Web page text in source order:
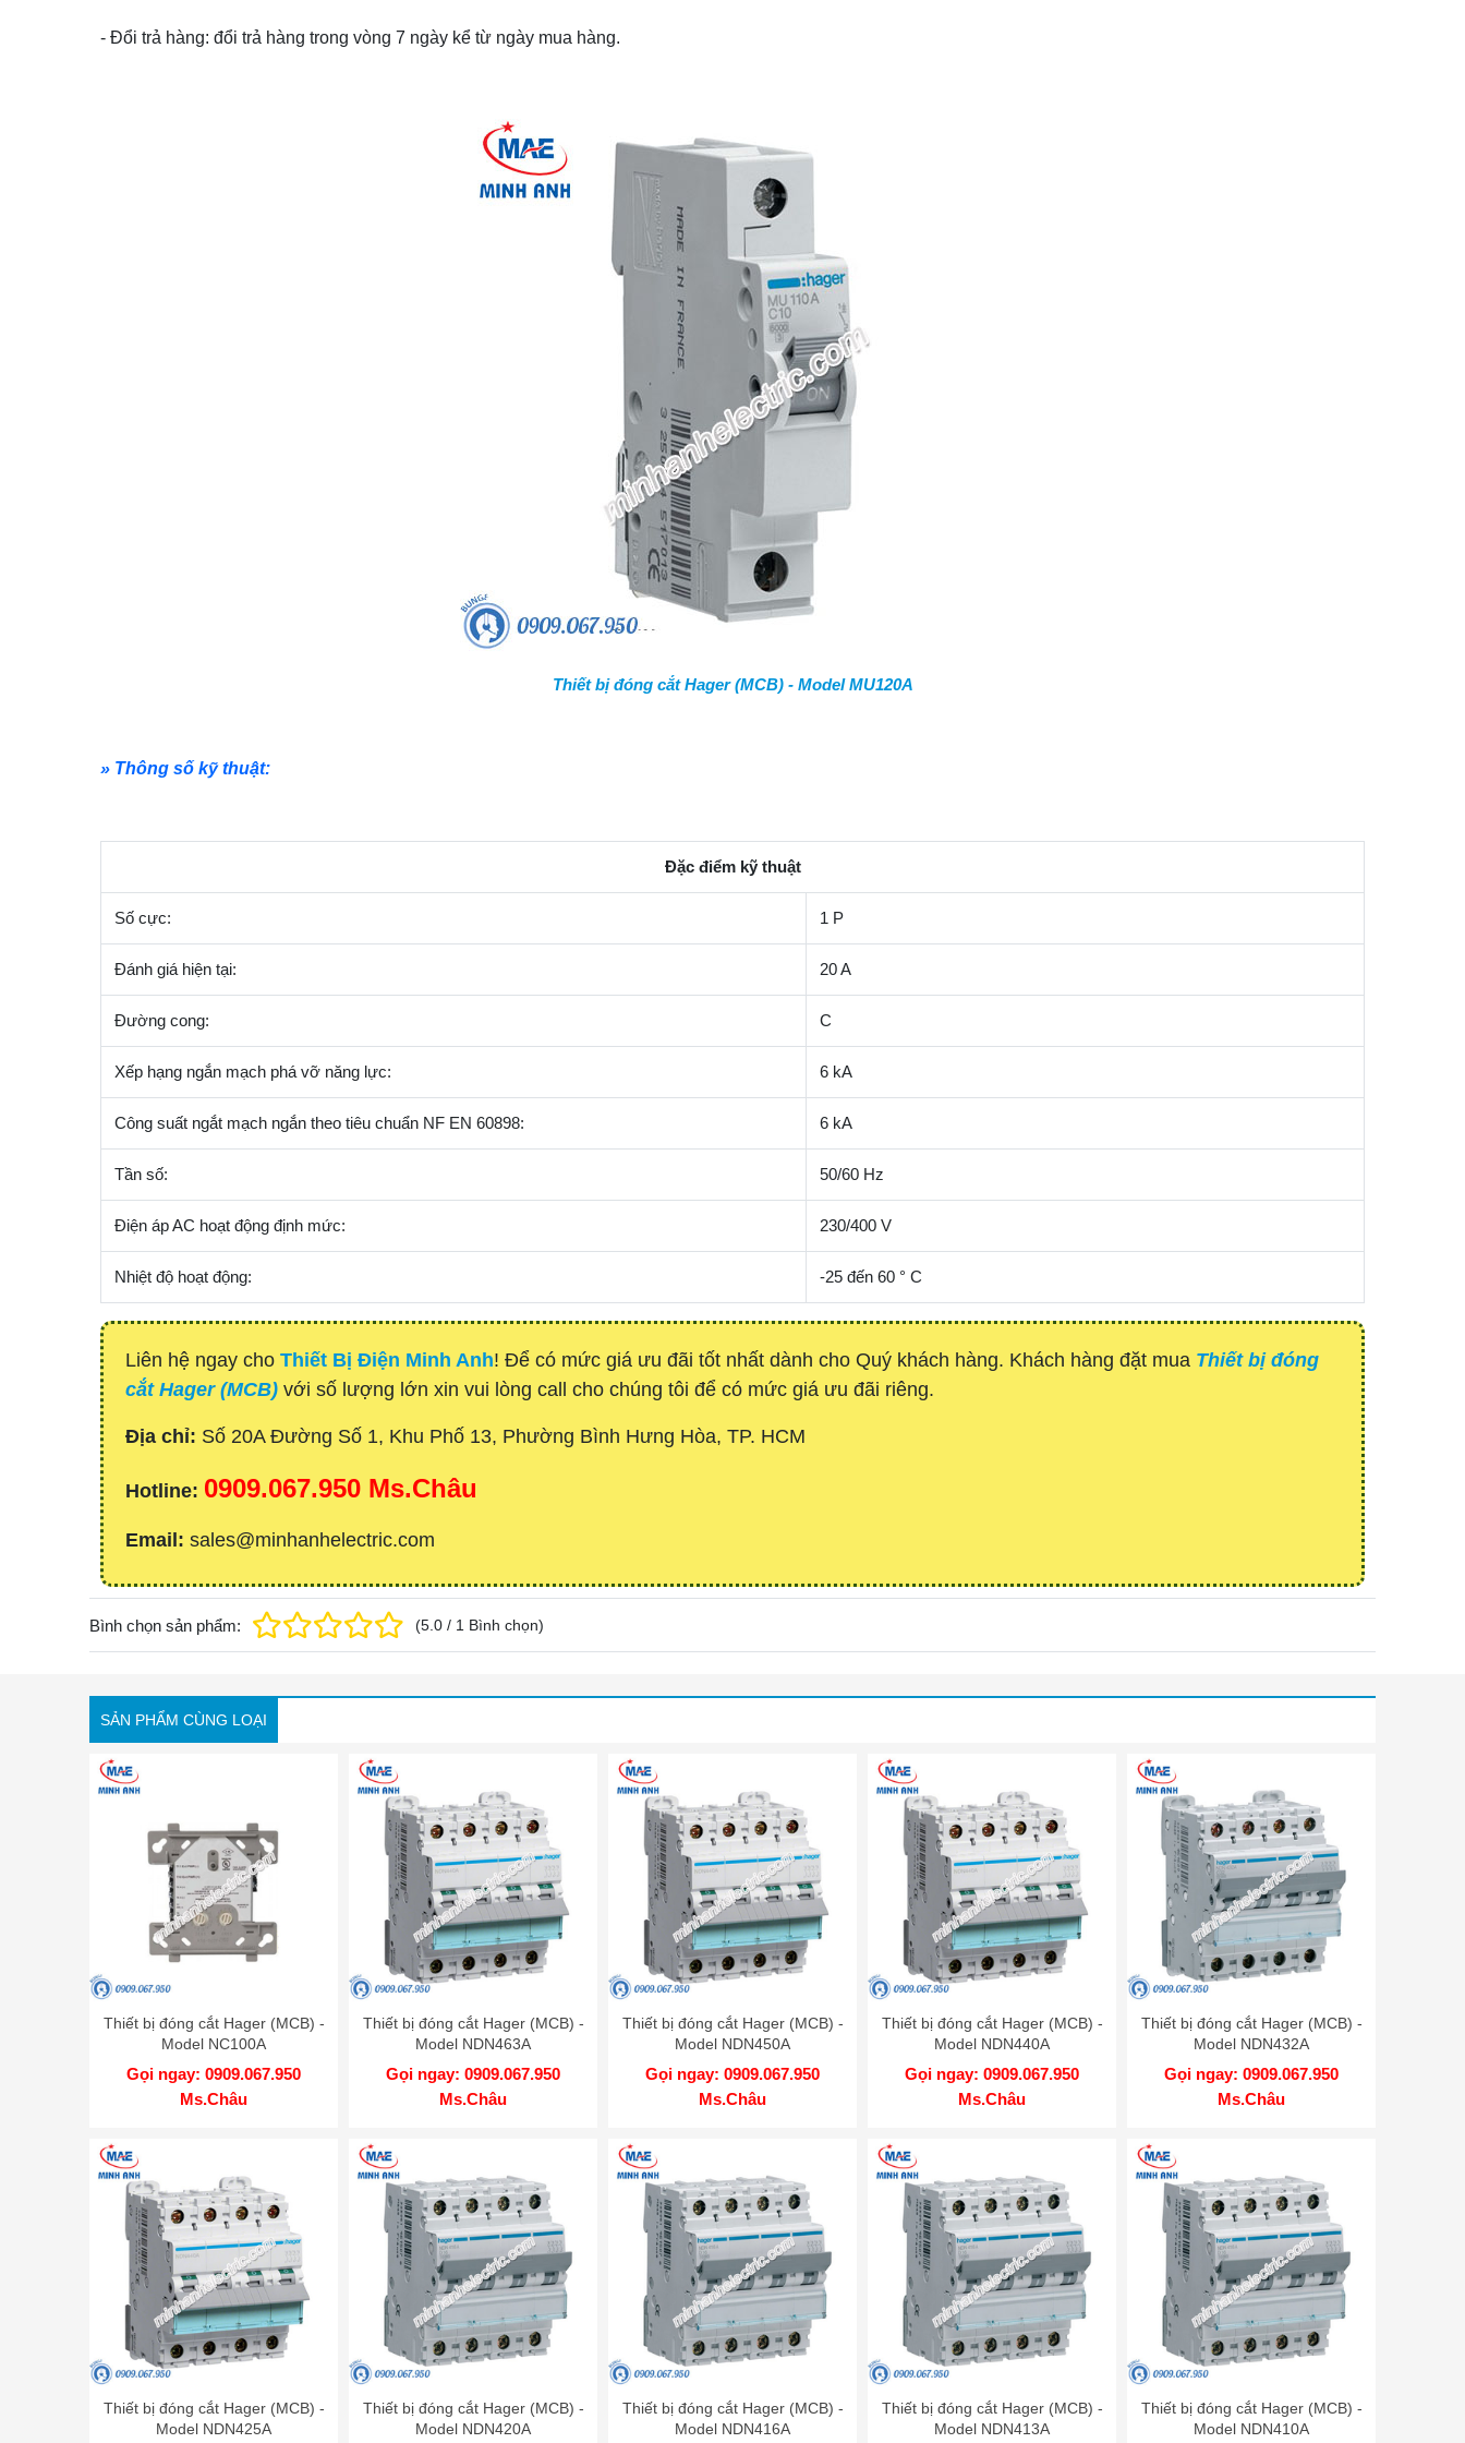
- Đổi trả hàng: đổi trả hàng trong vòng 7 ngày kể từ ngày mua hàng.
Thiết bị đóng cắt Hager (MCB) - Model MU120A
» Thông số kỹ thuật:
Đặc điểm kỹ thuật
Số cực: 1 P
Đánh giá hiện tại: 20 A
Đường cong: C
Xếp hạng ngắn mạch phá vỡ năng lực: 6 kA
Công suất ngắt mạch ngắn theo tiêu chuẩn NF EN 60898: 6 kA
Tần số: 50/60 Hz
Điện áp AC hoạt động định mức: 230/400 V
Nhiệt độ hoạt động: -25 đến 60 ° C
Liên hệ ngay cho Thiết Bị Điện Minh Anh! Để có mức giá ưu đãi tốt nhất dành cho Quý khách hàng. Khách hàng đặt mua Thiết bị đóng
cắt Hager (MCB) với số lượng lớn xin vui lòng call cho chúng tôi để có mức giá ưu đãi riêng.
Địa chỉ: Số 20A Đường Số 1, Khu Phố 13, Phường Bình Hưng Hòa, TP. HCM
Hotline: 0909.067.950 Ms.Châu
Email: sales@minhanhelectric.com
Bình chọn sản phẩm: (5.0 / 1 Bình chọn)
SẢN PHẨM CÙNG LOẠI
Thiết bị đóng cắt Hager (MCB) -
Model NC100A
Gọi ngay: 0909.067.950
Ms.Châu
Thiết bị đóng cắt Hager (MCB) -
Model NDN463A
Gọi ngay: 0909.067.950
Ms.Châu
Thiết bị đóng cắt Hager (MCB) -
Model NDN450A
Gọi ngay: 0909.067.950
Ms.Châu
Thiết bị đóng cắt Hager (MCB) -
Model NDN440A
Gọi ngay: 0909.067.950
Ms.Châu
Thiết bị đóng cắt Hager (MCB) -
Model NDN432A
Gọi ngay: 0909.067.950
Ms.Châu
Thiết bị đóng cắt Hager (MCB) -
Model NDN425A
Thiết bị đóng cắt Hager (MCB) -
Model NDN420A
Thiết bị đóng cắt Hager (MCB) -
Model NDN416A
Thiết bị đóng cắt Hager (MCB) -
Model NDN413A
Thiết bị đóng cắt Hager (MCB) -
Model NDN410A